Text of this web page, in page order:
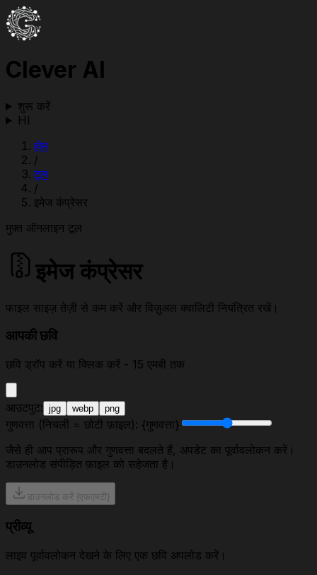
Clever AI
शुरू करें
HI
होम
/
टूल
/
इमेज कंप्रेसर
मुफ़्त ऑनलाइन टूल
इमेज कंप्रेसर
फाइल साइज़ तेज़ी से कम करें और विज़ुअल क्वालिटी नियंत्रित रखें।
आपकी छवि
छवि ड्रॉप करें या क्लिक करें - 15 एमबी तक
आउटपुट: jpg webp png
गुणवत्ता (निचली = छोटी फ़ाइल): {गुणवत्ता}
जैसे ही आप प्रारूप और गुणवत्ता बदलते हैं, अपडेट का पूर्वावलोकन करें।
डाउनलोड संपीड़ित फ़ाइल को सहेजता है।
डाउनलोड करें {एफएमटी}
प्रीव्यू
लाइव पूर्वावलोकन देखने के लिए एक छवि अपलोड करें।